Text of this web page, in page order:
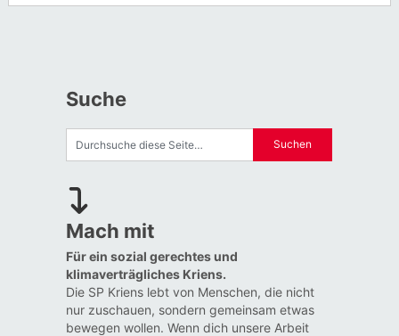
Suche
Mach mit
Für ein sozial gerechtes und
klimaverträgliches Kriens.
Die SP Kriens lebt von Menschen, die nicht
nur zuschauen, sondern gemeinsam etwas
bewegen wollen. Wenn dich unsere Arbeit